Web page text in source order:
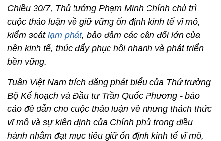
Chiều 30/7, Thủ tướng Phạm Minh Chính chủ trì
cuộc thảo luận về giữ vững ổn định kinh tế vĩ mô,
kiểm soát lạm phát, bảo đảm các cân đối lớn của
nền kinh tế, thúc đẩy phục hồi nhanh và phát triển
bền vững.
Tuần Việt Nam trích đăng phát biểu của Thứ trưởng
Bộ Kế hoạch và Đầu tư Trần Quốc Phương - báo
cáo đề dẫn cho cuộc thảo luận về những thách thức
vĩ mô và sự kiên định của Chính phủ trong điều
hành nhằm đạt mục tiêu giữ ổn định kinh tế vĩ mô,